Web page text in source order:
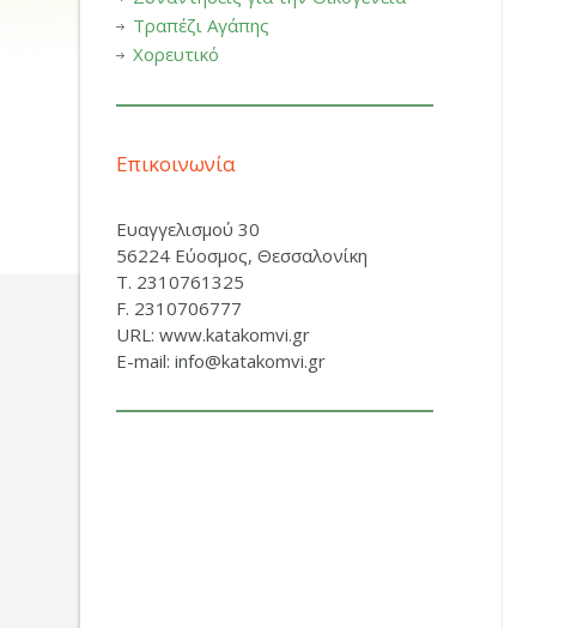
Τραπέζι Αγάπης
Χορευτικό
Επικοινωνία
Ευαγγελισμού 30
56224 Εύοσμος, Θεσσαλονίκη
Τ. 2310761325
F. 2310706777
URL: www.katakomvi.gr
E-mail: info@katakomvi.gr